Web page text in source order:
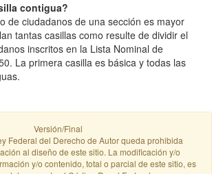
contigua?
de ciudadanos de una sección es mayor
tantas casillas como resulte de dividir el
inscritos en la Lista Nominal de
La primera casilla es básica y todas las
Versión/Final
Federal del Derecho de Autor queda prohibida
al diseño de este sitio. La modificación y/o
y/o contenido, total o parcial de este sitio, es